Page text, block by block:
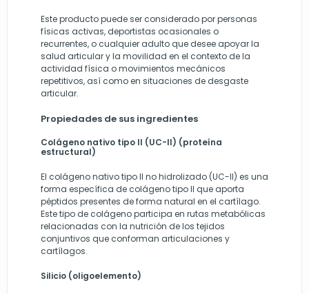
Este producto puede ser considerado por personas
físicas activas, deportistas ocasionales o
recurrentes, o cualquier adulto que desee apoyar la
salud articular y la movilidad en el contexto de la
actividad física o movimientos mecánicos
repetitivos, así como en situaciones de desgaste
articular.
Propiedades de sus ingredientes
Colágeno nativo tipo II (UC-II) (proteína
estructural)
El colágeno nativo tipo II no hidrolizado (UC-II) es una
forma específica de colágeno tipo II que aporta
péptidos presentes de forma natural en el cartílago.
Este tipo de colágeno participa en rutas metabólicas
relacionadas con la nutrición de los tejidos
conjuntivos que conforman articulaciones y
cartílagos.
Silicio (oligoelemento)